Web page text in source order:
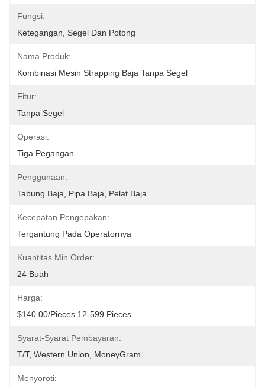
Fungsi:
Ketegangan, Segel Dan Potong
Nama Produk:
Kombinasi Mesin Strapping Baja Tanpa Segel
Fitur:
Tanpa Segel
Operasi:
Tiga Pegangan
Penggunaan:
Tabung Baja, Pipa Baja, Pelat Baja
Kecepatan Pengepakan:
Tergantung Pada Operatornya
Kuantitas Min Order:
24 Buah
Harga:
$140.00/pieces 12-599 Pieces
Syarat-Syarat Pembayaran:
T/T, Western Union, MoneyGram
Menyoroti: